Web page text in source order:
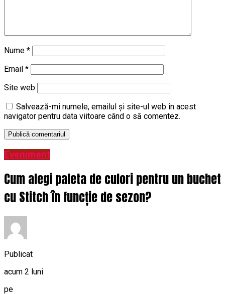
Nume *
Email *
Site web
Salvează-mi numele, emailul și site-ul web în acest
navigator pentru data viitoare când o să comentez.
Eveniment
Cum alegi paleta de culori pentru un buchet
cu Stitch în funcție de sezon?
Publicat
acum 2 luni
pe